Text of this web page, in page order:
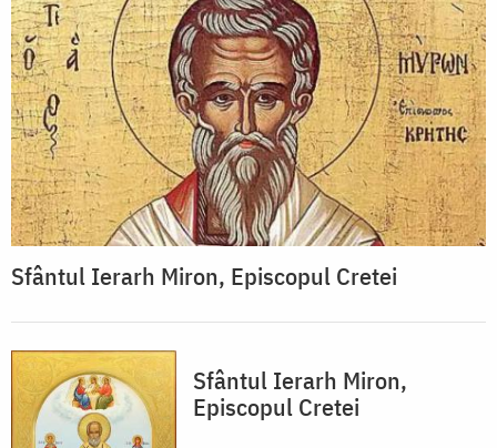
Sfântul Ierarh Miron, Episcopul Cretei
Sfântul Ierarh Miron,
Episcopul Cretei